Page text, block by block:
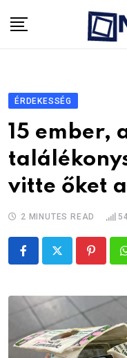
ÉRDEKESSÉG
15 ember,
vitte őket
2 MINUTES READ